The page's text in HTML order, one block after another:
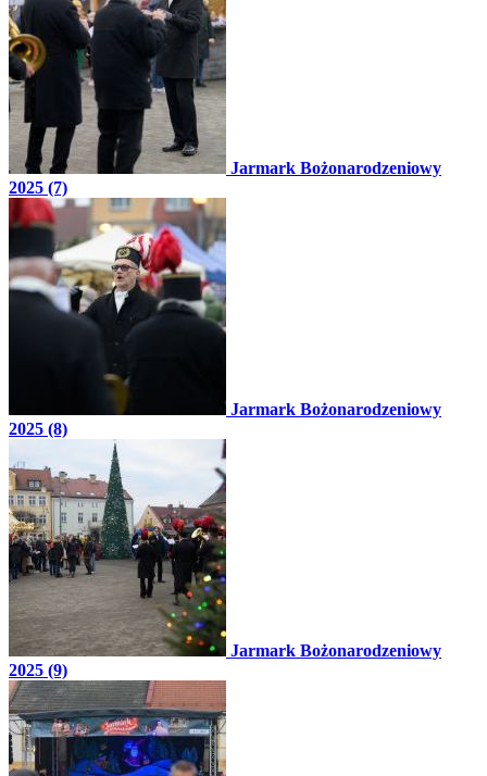
Jarmark Bożonarodzeniowy
2025 (7)
Jarmark Bożonarodzeniowy
2025 (8)
Jarmark Bożonarodzeniowy
2025 (9)